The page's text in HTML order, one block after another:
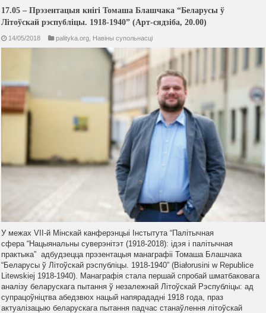
17.05 – Прэзентацыя кнігі Томаша Блашчака “Беларусы ў
Літоўскай рэспубліцы. 1918-1940” (Арт-сядзіба, 20.00)
14/05/2018 palityka.org Навiны супольнасцi
У межах VІI-й Мінскай канферэнцыі Інстытута “Палітычная
сфера “Нацыянальны суверэнітэт (1918-2018): ідэя і палітычная
практыка” адбудзецца прэзентацыя манаграфіі Томаша Блашчака
“Беларусы ў Літоўскай рэспубліцы. 1918-1940” (Białorusini w Republice
Litewskiej 1918-1940). Манаграфія стала першай спробай шматбаковага
аналізу беларускага пытання ў незалежнай Літоўскай Рэспубліцы: ад
супрацоўніцтва абедзвюх нацый напярададні 1918 года, праз
актуалізацыю беларускага пытання падчас станаўлення літоўскай